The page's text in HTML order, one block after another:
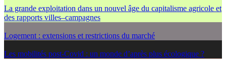
La grande exploitation dans un nouvel âge du capitalisme agricole et
des rapports villes–campagnes
Logement : extensions et restrictions du marché
Les mobilités post-Covid : un monde d’après plus écologique ?